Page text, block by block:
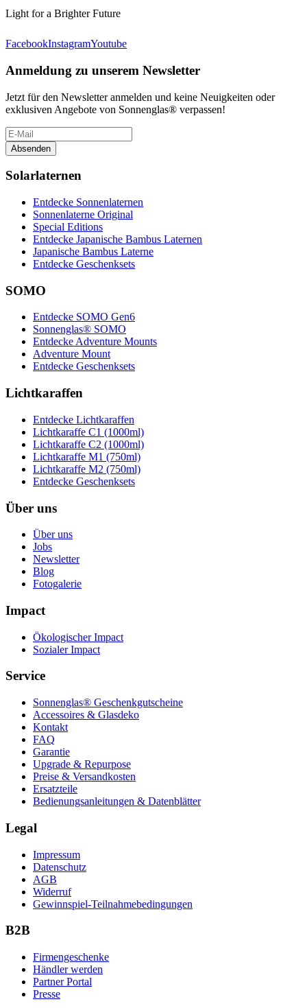
Light for a Brighter Future
FacebookInstagramYoutube
Anmeldung zu unserem Newsletter
Jetzt für den Newsletter anmelden und keine Neuigkeiten oder
exklusiven Angebote von Sonnenglas® verpassen!
Absenden
Solarlaternen
Entdecke Sonnenlaternen
Sonnenlaterne Original
Special Editions
Entdecke Japanische Bambus Laternen
Japanische Bambus Laterne
Entdecke Geschenksets
SOMO
Entdecke SOMO Gen6
Sonnenglas® SOMO
Entdecke Adventure Mounts
Adventure Mount
Entdecke Geschenksets
Lichtkaraffen
Entdecke Lichtkaraffen
Lichtkaraffe C1 (1000ml)
Lichtkaraffe C2 (1000ml)
Lichtkaraffe M1 (750ml)
Lichtkaraffe M2 (750ml)
Entdecke Geschenksets
Über uns
Über uns
Jobs
Newsletter
Blog
Fotogalerie
Impact
Ökologischer Impact
Sozialer Impact
Service
Sonnenglas® Geschenkgutscheine
Accessoires & Glasdeko
Kontakt
FAQ
Garantie
Upgrade & Repurpose
Preise & Versandkosten
Ersatzteile
Bedienungsanleitungen & Datenblätter
Legal
Impressum
Datenschutz
AGB
Widerruf
Gewinnspiel-Teilnahmebedingungen
B2B
Firmengeschenke
Händler werden
Partner Portal
Presse